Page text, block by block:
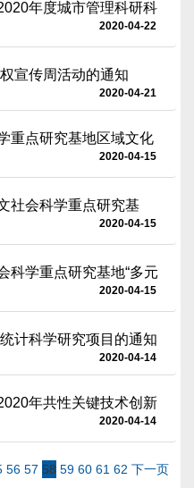
年度城市管理科研科
2020-04-22
宣传周活动的通知
2020-04-21
重点研究基地区域文化
2020-04-15
社会科学重点研究基
2020-04-15
科学重点研究基地“多元
2020-04-15
计科学研究项目的通知
2020-04-14
年共性关键技术创新
2020-04-14
56 57 58 59 60 61 62 下一页